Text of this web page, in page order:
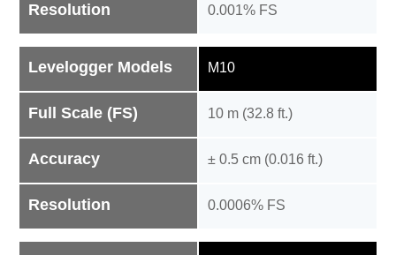
Resolution 0.001% FS
Levelogger Models
Full Scale (FS)
Accuracy
Resolution
M10
10 m (32.8 ft.)
± 0.5 cm (0.016 ft.)
0.0006% FS